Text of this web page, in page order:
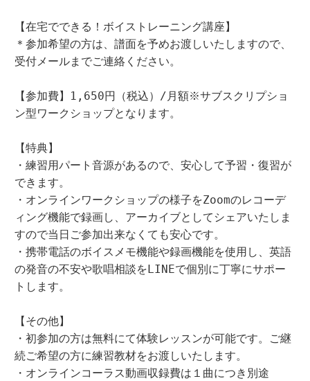
【在宅でできる！ボイストレーニング講座】
＊参加希望の方は、譜面を予めお渡しいたしますので、
受付メールまでご連絡ください。
【参加費】1,650円（税込）/月額※サブスクリプショ
ン型ワークショップとなります。
【特典】
・練習用パート音源があるので、安心して予習・復習が
できます。
・オンラインワークショップの様子をZoomのレコーデ
ィング機能で録画し、アーカイブとしてシェアいたしま
すので当日ご参加出来なくても安心です。
・携帯電話のボイスメモ機能や録画機能を使用し、英語
の発音の不安や歌唱相談をLINEで個別に丁寧にサポー
トします。
【その他】
・初参加の方は無料にて体験レッスンが可能です。ご継
続ご希望の方に練習教材をお渡しいたします。
・オンラインコーラス動画収録費は１曲につき別途